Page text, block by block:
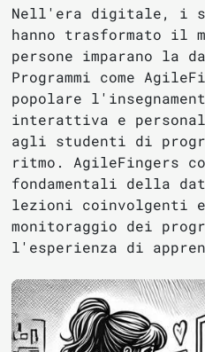
Nell'era digitale, i
hanno trasformato il
persone imparano la
Programmi come
popolare
interattiva e
agli studenti di
ritmo. AgileFingers
fondamentali della
lezioni coinvolgenti
monitoraggio dei
l'esperienza di